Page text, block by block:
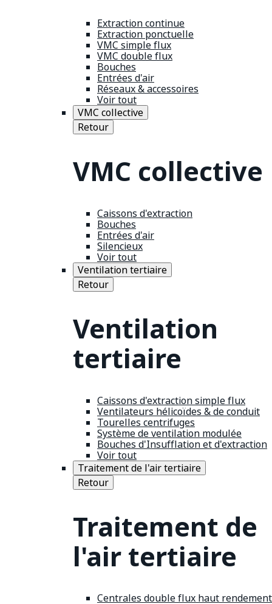
Extraction continue
Extraction ponctuelle
VMC simple flux
VMC double flux
Bouches
Entrées d'air
Réseaux & accessoires
Voir tout
VMC collective
Retour
VMC collective
Caissons d'extraction
Bouches
Entrées d'air
Silencieux
Voir tout
Ventilation tertiaire
Retour
Ventilation
tertiaire
Caissons d'extraction simple flux
Ventilateurs hélicoïdes & de conduit
Tourelles centrifuges
Système de ventilation modulée
Bouches d'Insufflation et d'extraction
Voir tout
Traitement de l'air tertiaire
Retour
Traitement de
l'air tertiaire
Centrales double flux haut rendement